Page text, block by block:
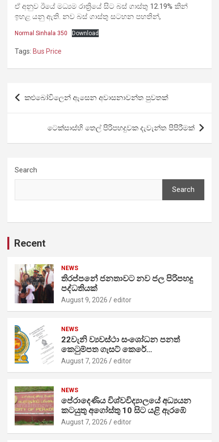
ඒ අනුව ඊයේ මධ්‍යම රාත්‍රියේ සිට බස් ගාස්තු 12.19% කින්
ඉහළ යනු ඇති. නව බස් ගාස්තු සටහන පහතින්,
Normal Sinhala 350 Download
Tags: Bus Price
Post
navigation
කළුබෝවිලෙන් ඇසෙන අවාසනාවන්ත පුවතක්
ටෙක්සාස්හි තෙල් පිරිපහදුවක දැවැන්ත පිපිරීමක්
Search
Search
Recent
NEWS
තිරප්පනේ ජනතාවට නව ජල පිරිපහදු
පද්ධතියක්
August 9, 2026 editor
NEWS
22වැනි ව්‍යවස්ථා සංශෝධන පනත්
කෙටුම්පත ගැසට් කෙරේ…
August 7, 2026 editor
NEWS
පේරාදෙණිය විශ්වවිද්‍යාලයේ අධ්‍යයන
කටයුතු අගෝස්තු 10 සිට යළි ඇරඹේ
August 7, 2026 editor